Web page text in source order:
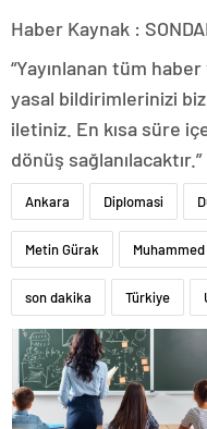
Haber Kaynak :
“Yayınlanan tüm
yasal bildirimlerinizi
iletiniz. En kısa süre
dönüş sağlanılacaktır.”
Ankara Diplomasi
Metin Gürak
son dakika Türkiye